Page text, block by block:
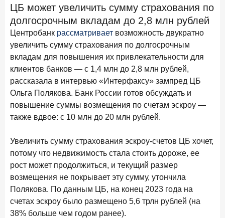
Клиенты чаще всего узнают о сберегательных
продуктах из рекламы в интернете и на ТВ
9 июля 2026 года
С ростом благосостояния клиентов-сберегателей
увеличивается и склонность к диверсификации
7 июля 2026 года
По итогам июня 2026 года объем выдач кредитов
составил 1 166,4 млрд руб.
25 июня 2026 года ИССЛЕДОВАНИЕ
Ипотека в России: итоги мая 2026 года в цифрах
22 июня 2026 года
«Честность — индустриальный стандарт»: как банки
завоевывают лояльность private-клиентов
ЦБ может увеличить сумму страхования по
долгосрочным вкладам до 2,8 млн рублей
Центробанк рассматривает возможность двукратно
увеличить сумму страхования по долгосрочным
вкладам для повышения их привлекательности для
клиентов банков — с 1,4 млн до 2,8 млн рублей,
рассказала в интервью «Интерфаксу» зампред ЦБ
Ольга Полякова. Банк России готов обсуждать и
повышение суммы возмещения по счетам эскроу —
также вдвое: с 10 млн до 20 млн рублей.
Увеличить сумму страхования эскроу-счетов ЦБ хочет,
потому что недвижимость стала стоить дороже, ее
рост может продолжиться, и текущий размер
возмещения не покрывает эту сумму, утончила
Полякова. По данным ЦБ, на конец 2023 года на
счетах эскроу было размещено 5,6 трлн рублей (на
38% больше чем годом ранее).